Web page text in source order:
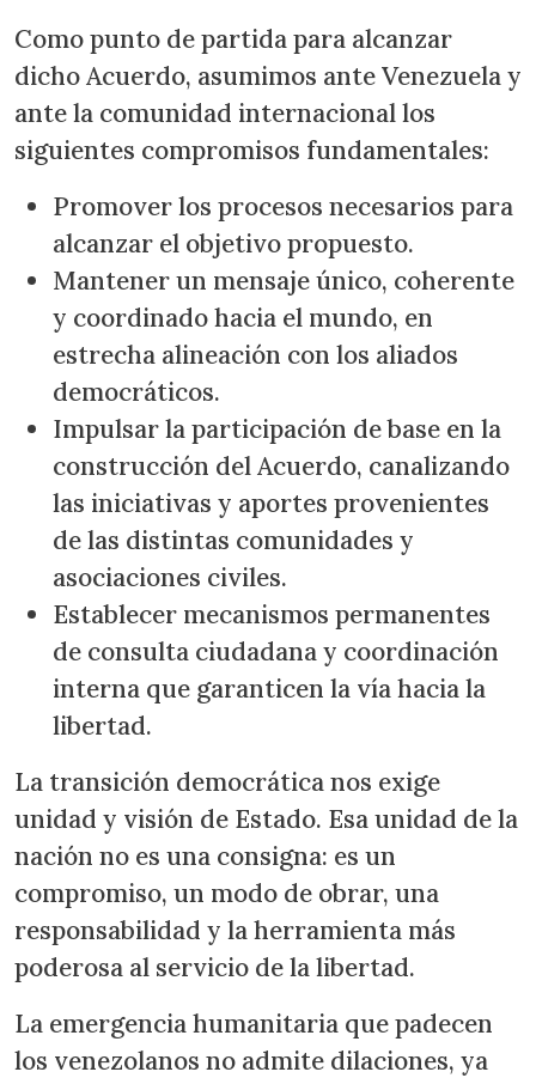
Como punto de partida para alcanzar
dicho Acuerdo, asumimos ante Venezuela y
ante la comunidad internacional los
siguientes compromisos fundamentales:
Promover los procesos necesarios para
alcanzar el objetivo propuesto.
Mantener un mensaje único, coherente
y coordinado hacia el mundo, en
estrecha alineación con los aliados
democráticos.
Impulsar la participación de base en la
construcción del Acuerdo, canalizando
las iniciativas y aportes provenientes
de las distintas comunidades y
asociaciones civiles.
Establecer mecanismos permanentes
de consulta ciudadana y coordinación
interna que garanticen la vía hacia la
libertad.
La transición democrática nos exige
unidad y visión de Estado. Esa unidad de la
nación no es una consigna: es un
compromiso, un modo de obrar, una
responsabilidad y la herramienta más
poderosa al servicio de la libertad.
La emergencia humanitaria que padecen
los venezolanos no admite dilaciones, ya